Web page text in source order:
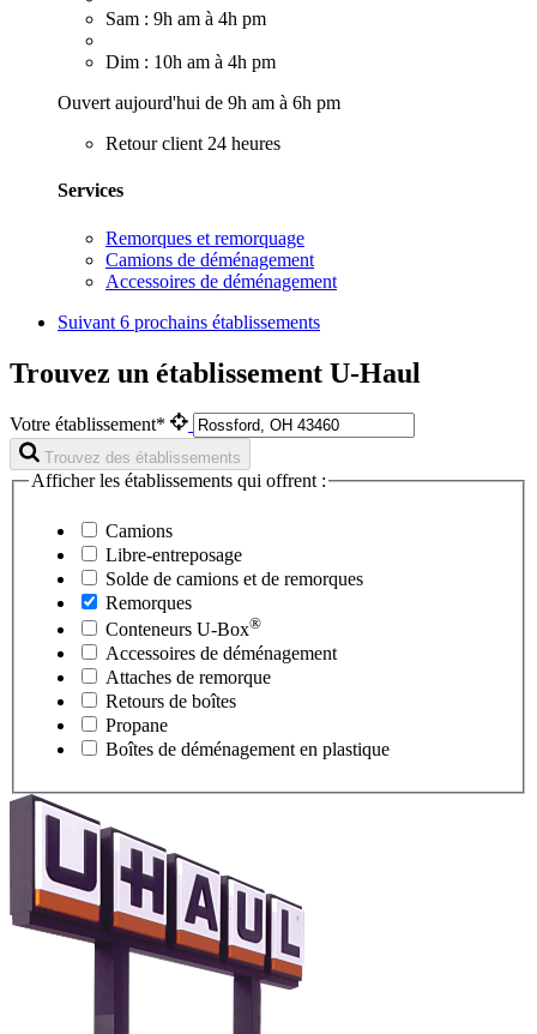
Sam : 9h am à 4h pm
Dim : 10h am à 4h pm
Ouvert aujourd'hui de 9h am à 6h pm
Retour client 24 heures
Services
Remorques et remorquage
Camions de déménagement
Accessoires de déménagement
Suivant 6 prochains établissements
Trouvez un établissement U-Haul
Votre établissement*
Trouvez des établissements
Afficher les établissements qui offrent :
Camions
Libre-entreposage
Solde de camions et de remorques
Remorques
Conteneurs U-Box®
Accessoires de déménagement
Attaches de remorque
Retours de boîtes
Propane
Boîtes de déménagement en plastique